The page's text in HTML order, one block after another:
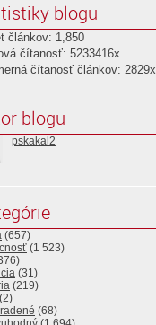
blogu
článkov: 1,850
čítanosť: 5233416x
čítanosť článkov: 2829x
blogu
pskakal2
(657)
(1 523)
(31)
(219)
(68)